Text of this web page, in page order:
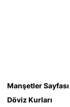
Manşetler Sayfası
Döviz Kurları